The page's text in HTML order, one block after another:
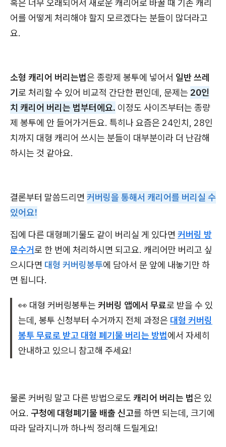
혹은 너무 오래되어서 새로운 캐리어로 바꿀 때 기존 캐리
어를 어떻게 처리해야 할지 모르겠다는 분들이 많더라고
요.
소형 캐리어 버리는법은 종량제 봉투에 넣어서 일반 쓰레
기로 처리할 수 있어 비교적 간단한 편인데, 문제는 20인
치 캐리어 버리는 법부터에요. 이정도 사이즈부터는 종량
제 봉투에 안 들어가거든요. 특히나 요즘은 24인치, 28인
치까지 대형 캐리어 쓰시는 분들이 대부분이라 더 난감해
하시는 것 같아요.
결론부터 말씀드리면 커버링을 통해서 캐리어를 버리실 수
있어요!
집에 다른 대형폐기물도 같이 버리실 게 있다면 커버링 방
문수거로 한 번에 처리하시면 되고요. 캐리어만 버리고 싶
으시다면 대형 커버링봉투에 담아서 문 앞에 내놓기만 하
면 됩니다.
👀 대형 커버링봉투는 커버링 앱에서 무료로 받을 수 있
는데, 봉투 신청부터 수거까지 전체 과정은 대형 커버링
봉투 무료로 받고 대형 폐기물 버리는 방법에서 자세히
안내하고 있으니 참고해 주세요!
물론 커버링 말고 다른 방법으로도 캐리어 버리는 법은 있
어요. 구청에 대형폐기물 배출 신고를 하면 되는데, 크기에
따라 달라지니까 하나씩 정리해 드릴게요!